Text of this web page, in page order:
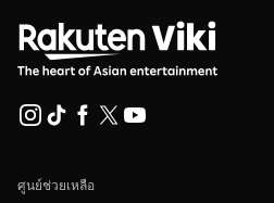
ศูนย์ช่วยเหลือ